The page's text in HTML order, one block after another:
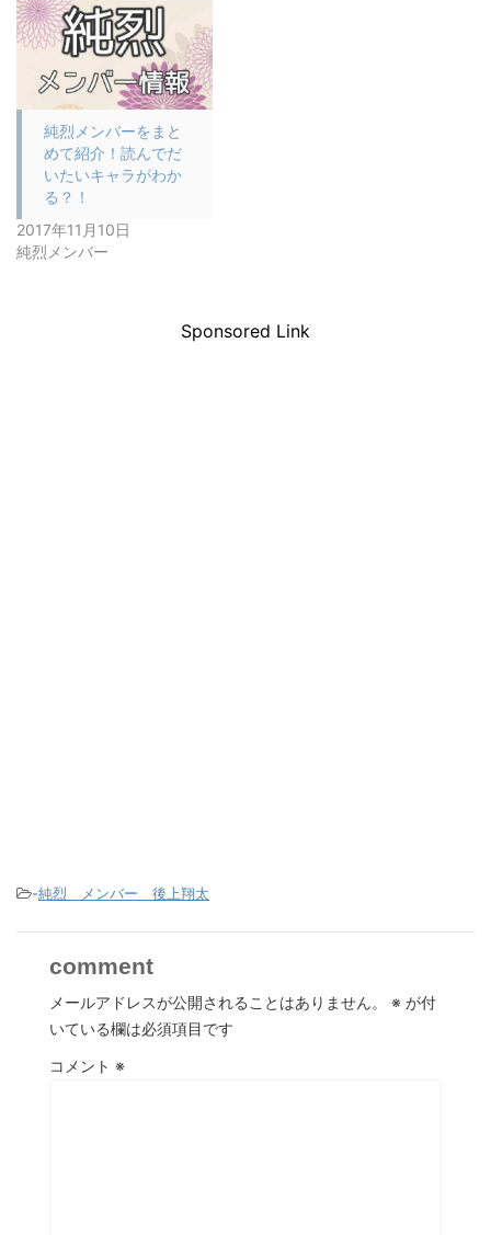
純烈メンバーをまと
めて紹介！読んでだ
いたいキャラがわか
る？！
2017年11月10日
純烈メンバー
Sponsored Link
-純烈 メンバー 後上翔太
comment
メールアドレスが公開されることはありません。 ※ が付
いている欄は必須項目です
コメント ※